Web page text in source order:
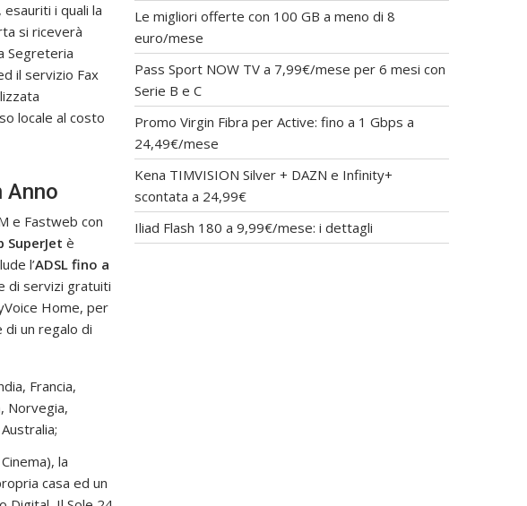
i quali la
si riceverà
Segreteria
il servizio Fax
locale al costo
Anno
e Fastweb con
SuperJet è
l’ADSL fino a
di servizi gratuiti
Home, per
di un regalo di
Francia,
Norvegia,
la
casa ed un
Le migliori offerte con 100 GB a meno di 8
euro/mese
Pass Sport NOW TV a 7,99€/mese per 6 mesi con
Serie B e C
Promo Virgin Fibra per Active: fino a 1 Gbps a
24,49€/mese
Kena TIMVISION Silver + DAZN e Infinity+
scontata a 24,99€
Iliad Flash 180 a 9,99€/mese: i dettagli